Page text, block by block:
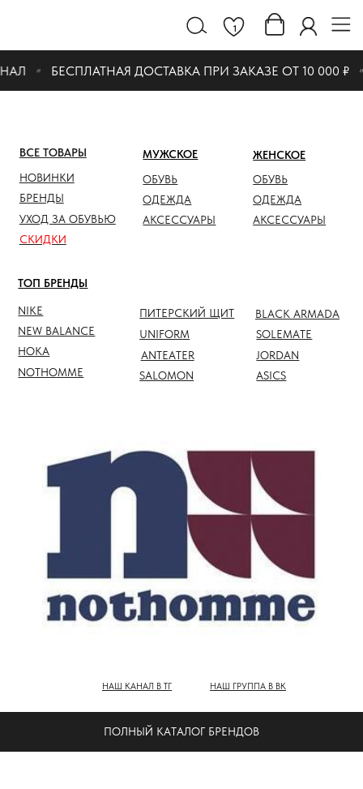
БЕСПЛАТНАЯ ДОСТАВКА ПРИ ЗАКАЗЕ ОТ 10 000 ₽
АКСЕССУАРЫ
АКСЕССУАРЫ
NEW BALANCE
NIKE BLACK ARMADA
ПИТЕРСКИЙ ЩИТ
ТОП БРЕНДЫ
НАШ ГРУППА В ВК
УХОД ЗА ОБУВЬЮ
НАШ КАНАЛ В ТГ